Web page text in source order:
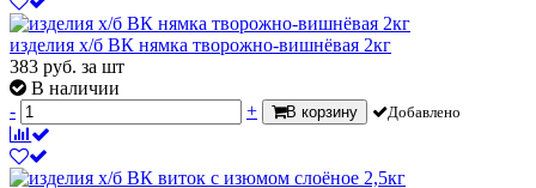
изделия х/б ВК нямка творожно-вишнёвая 2кг
383 руб. за шт
В наличии
-
+ В корзину Добавлено